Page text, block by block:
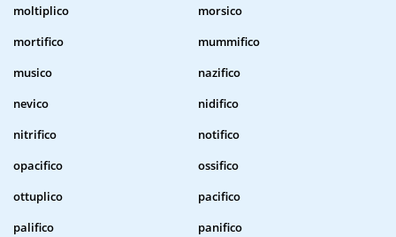
moltiplico
morsico
mortifico
mummifico
musico
nazifico
nevico
nidifico
nitrifico
notifico
opacifico
ossifico
ottuplico
pacifico
palifico
panifico